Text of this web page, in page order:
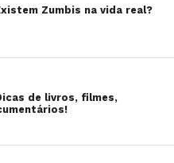
Zumbis na vida real?
de livros, filmes,